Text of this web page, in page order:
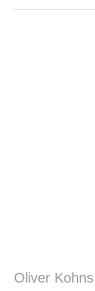
Oliver Kohns